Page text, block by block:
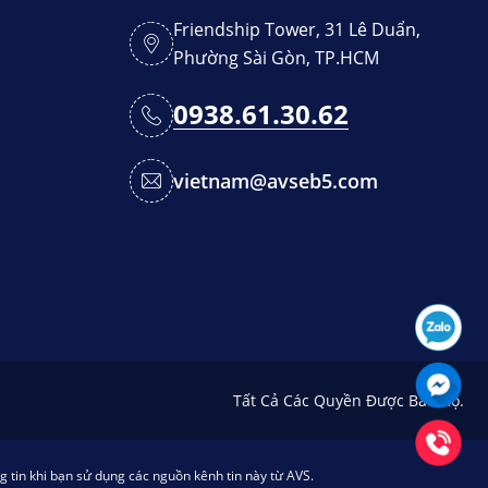
Friendship Tower, 31 Lê Duẩn,
Phường Sài Gòn, TP.HCM
0938.61.30.62
vietnam@avseb5.com
Tất Cả Các Quyền Được Bảo Hộ.
tin khi bạn sử dụng các nguồn kênh tin này từ AVS.